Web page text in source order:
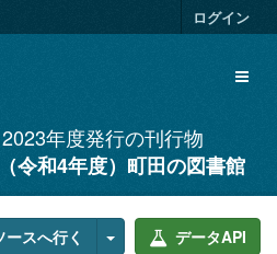
ログイン
2023年度発行の刊行物
令和4年度）町田の図書館
ースへ行く データAPI